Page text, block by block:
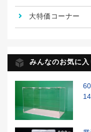
大特価コーナー
みんなのお気に入